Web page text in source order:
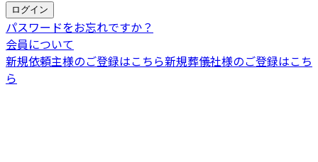
パスワードをお忘れですか？
会員について
新規依頼主様のご登録はこちら新規葬儀社様のご登録はこち
ら